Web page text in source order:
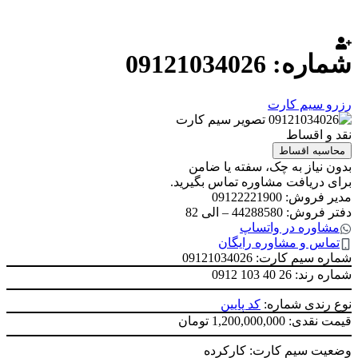
شماره: 09121034026
رزرو سیم کارت
نقد و اقساط
محاسبه اقساط
بدون نیاز به چک، سفته یا ضامن
برای دریافت مشاوره تماس بگیرید.
مدیر فروش: 09122221900
دفتر فروش: 44288580 – الی 82
مشاوره در واتساپ
تماس و مشاوره رایگان
شماره سیم کارت: 09121034026
شماره رند: 0912 103 40 26
نوع رندی شماره: کد پایین
قیمت نقدی: 1,200,000,000 تومان
وضعیت سیم کارت: کارکرده